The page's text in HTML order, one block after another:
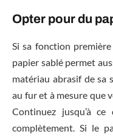
Opter pour du
Si sa fonction
papier sablé permet
matériau abrasif de sa
au fur et à mesure que
Continuez jusqu’à
complètement. Si le